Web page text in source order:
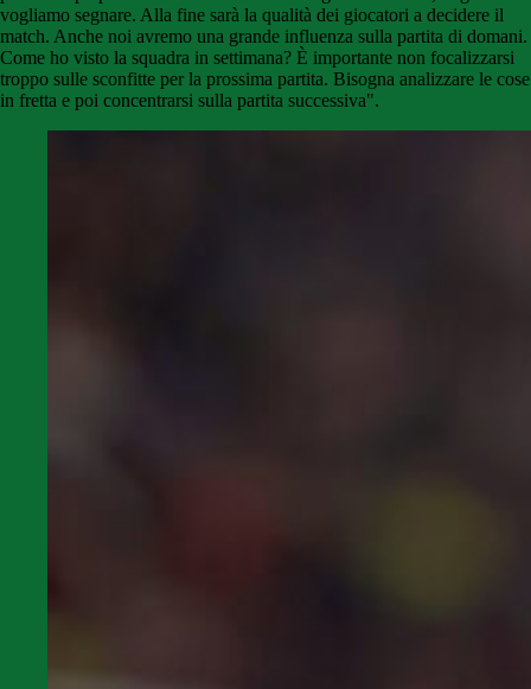
vogliamo segnare. Alla fine sarà la qualità dei giocatori a decidere il
match. Anche noi avremo una grande influenza sulla partita di domani.
Come ho visto la squadra in settimana? È importante non focalizzarsi
troppo sulle sconfitte per la prossima partita. Bisogna analizzare le cose
in fretta e poi concentrarsi sulla partita successiva".